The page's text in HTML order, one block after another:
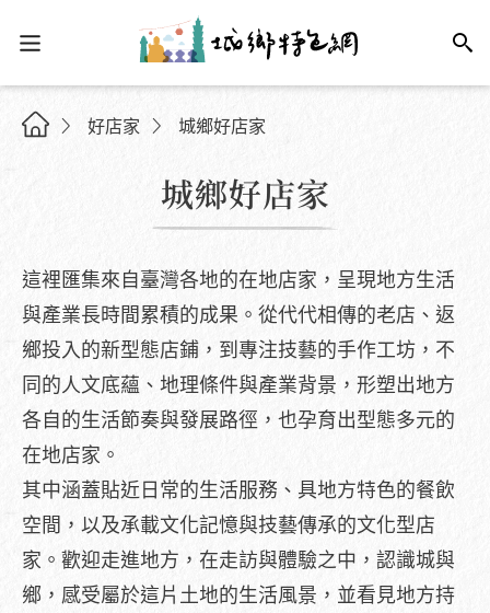
好店家 城鄉好店家
城鄉好店家
這裡匯集來自臺灣各地的在地店家，呈現地方生活
與產業長時間累積的成果。從代代相傳的老店、返
鄉投入的新型態店鋪，到專注技藝的手作工坊，不
同的人文底蘊、地理條件與產業背景，形塑出地方
各自的生活節奏與發展路徑，也孕育出型態多元的
在地店家。
其中涵蓋貼近日常的生活服務、具地方特色的餐飲
空間，以及承載文化記憶與技藝傳承的文化型店
家。歡迎走進地方，在走訪與體驗之中，認識城與
鄉，感受屬於這片土地的生活風景，並看見地方持